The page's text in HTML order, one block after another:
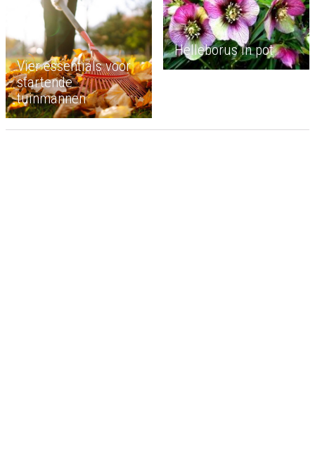
Vier essentials voor
startende
tuinmannen
Helleborus in pot